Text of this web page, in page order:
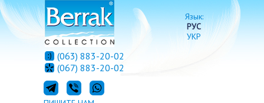
Язык:
РУС
УКР
(063) 883-20-02
(067) 883-20-02